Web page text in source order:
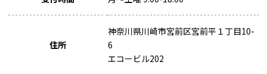
住所
神奈川県川崎市宮前区宮前平１丁目10-
6
エコービル202